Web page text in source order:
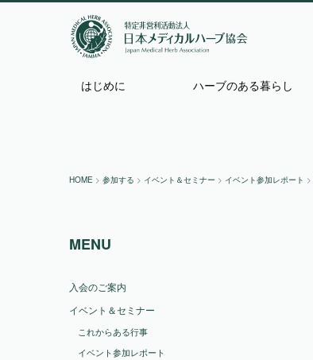
はじめに ハーブのある暮らし
HOME > 参加する > イベント＆セミナー > イベント参加レポート >
MENU
入会のご案内
イベント＆セミナー
これからある行事
イベント参加レポート